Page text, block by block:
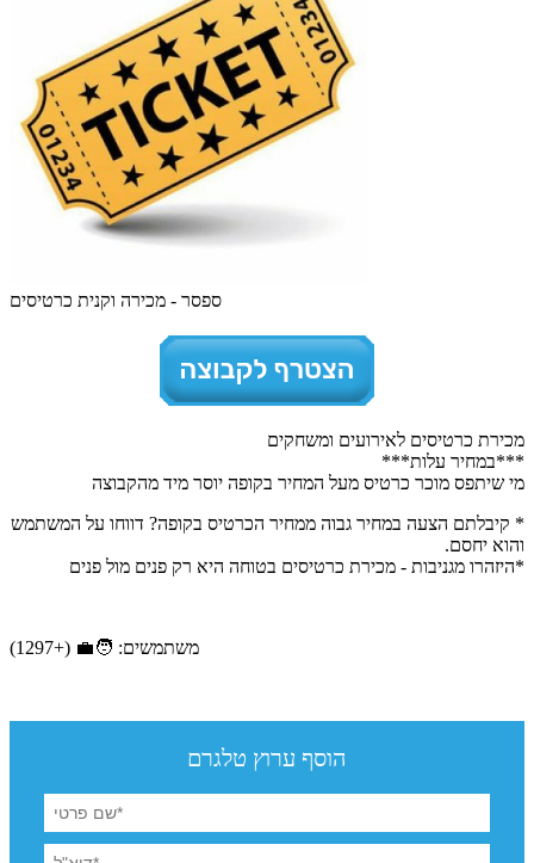
ספסר - מכירה וקנית כרטיסים
מכירת כרטיסים לאירועים ומשחקים
***במחיר עלות***
מי שיתפס מוכר כרטיס מעל המחיר בקופה יוסר מיד מהקבוצה
* קיבלתם הצעה במחיר גבוה ממחיר הכרטיס בקופה? דווחו על המשתמש
והוא יחסם.
*היזהרו מגניבות - מכירת כרטיסים בטוחה היא רק פנים מול פנים
משתמשים: 🧑‍💼 (+1297)
הוסף ערוץ טלגרם